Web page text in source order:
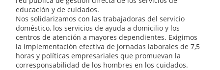
educación y de cuidados.
Nos solidarizamos con las trabajadoras del servicio
doméstico, los servicios de ayuda a domicilio y los
centros de atención a mayores dependientes. Exigimos
la implementación efectiva de jornadas laborales de 7,5
horas y políticas empresariales que promuevan la
corresponsabilidad de los hombres en los cuidados.